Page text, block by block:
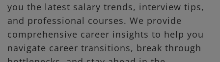
you the latest salary trends, interview tips,
and professional courses. We provide
comprehensive career insights to help you
navigate career transitions, break through